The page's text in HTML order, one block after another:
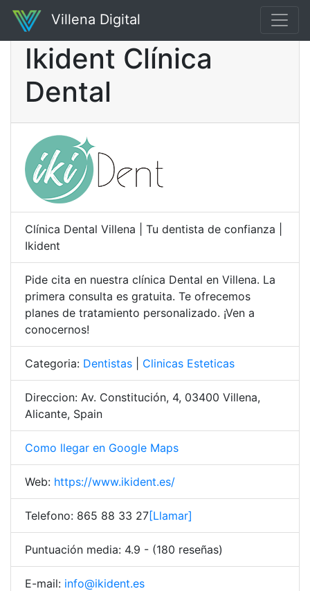
Villena Digital
Ikident Clínica
Dental
Clínica Dental Villena | Tu dentista de confianza |
Ikident
Pide cita en nuestra clínica Dental en Villena. La
primera consulta es gratuita. Te ofrecemos
planes de tratamiento personalizado. ¡Ven a
conocernos!
Categoria: Dentistas Clinicas Esteticas
Direccion: Av. Constitución, 4, 03400 Villena,
Alicante, Spain
Como llegar en Google Maps
Web: https://www.ikident.es/
Telefono: 865 88 33 27[Llamar]
Puntuación media: 4.9 - (180 reseñas)
E-mail: info@ikident.es